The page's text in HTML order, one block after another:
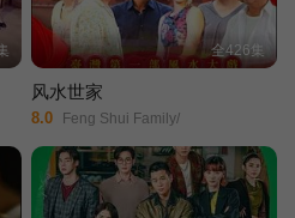
全426集
风水世家
8.0 Feng Shui Family/